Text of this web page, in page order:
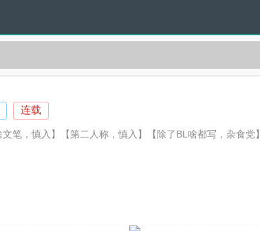
连载
笔，慎入】【第二人称，慎入】【除了BL啥都写，杂食党】